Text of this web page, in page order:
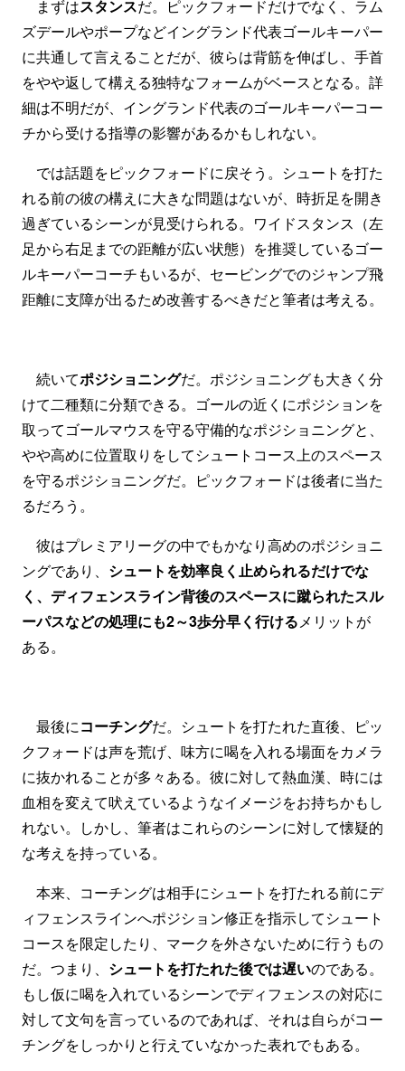
まずはスタンスだ。ピックフォードだけでなく、ラム
ズデールやポープなどイングランド代表ゴールキーパー
に共通して言えることだが、彼らは背筋を伸ばし、手首
をやや返して構える独特なフォームがベースとなる。詳
細は不明だが、イングランド代表のゴールキーパーコー
チから受ける指導の影響があるかもしれない。
では話題をピックフォードに戻そう。シュートを打た
れる前の彼の構えに大きな問題はないが、時折足を開き
過ぎているシーンが見受けられる。ワイドスタンス（左
足から右足までの距離が広い状態）を推奨しているゴー
ルキーパーコーチもいるが、セービングでのジャンプ飛
距離に支障が出るため改善するべきだと筆者は考える。
続いてポジショニングだ。ポジショニングも大きく分
けて二種類に分類できる。ゴールの近くにポジションを
取ってゴールマウスを守る守備的なポジショニングと、
やや高めに位置取りをしてシュートコース上のスペース
を守るポジショニングだ。ピックフォードは後者に当た
るだろう。
彼はプレミアリーグの中でもかなり高めのポジショニ
ングであり、 シュートを効率良く止められるだけでな
く、ディフェンスライン背後のスペースに蹴られたスル
ーパスなどの処理にも2～3歩分早く行けるメリットが
ある。
最後にコーチングだ。シュートを打たれた直後、ピッ
クフォードは声を荒げ、味方に喝を入れる場面をカメラ
に抜かれることが多々ある。彼に対して熱血漢、時には
血相を変えて吠えているようなイメージをお持ちかもし
れない。しかし、筆者はこれらのシーンに対して懐疑的
な考えを持っている。
本来、コーチングは相手にシュートを打たれる前にデ
ィフェンスラインへポジション修正を指示してシュート
コースを限定したり、マークを外さないために行うもの
だ。つまり、 シュートを打たれた後では遅いのである。
もし仮に喝を入れているシーンでディフェンスの対応に
対して文句を言っているのであれば、それは自らがコー
チングをしっかりと行えていなかった表れでもある。